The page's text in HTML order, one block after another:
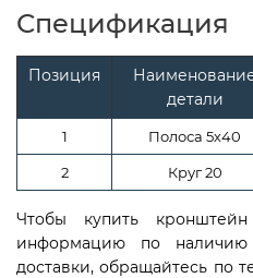
Спецификация
Позиция
детали
1 Полоса 5х40
2
Круг 20
Чтобы купить
информацию по
доставки, обращайтесь по